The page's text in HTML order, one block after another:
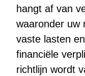
hangt af van
waaronder uw
vaste lasten
financiële
richtlijn wordt